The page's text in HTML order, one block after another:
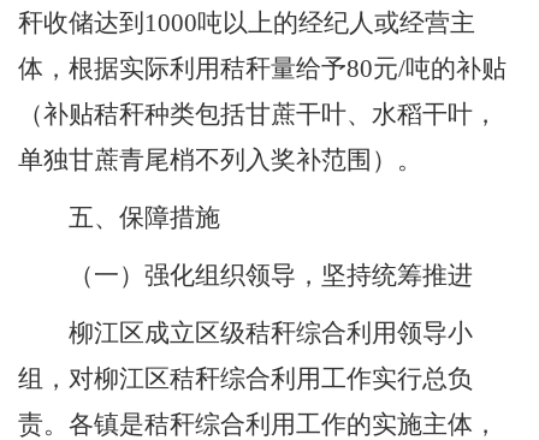
秆收储达到 1000吨以上的经纪人或经营主
体，根据实际利用秸秆量给予80元/吨的补贴
（补贴秸秆种类包括甘蔗干叶、水稻干叶，
单独甘蔗青尾梢不列入奖补范围）。
五、 保障措施
（一）强化组织领导，坚持统筹推进
柳江区成立区级秸秆综合利用领导小
组，对柳江区秸秆综合利用工作实行总负
责。各镇是秸秆综合利用工作的实施主体，